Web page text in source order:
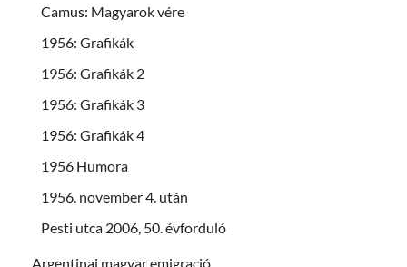
Camus: Magyarok vére
1956: Grafikák
1956: Grafikák 2
1956: Grafikák 3
1956: Grafikák 4
1956 Humora
1956. november 4. után
Pesti utca 2006, 50. évforduló
Argentinai magyar emigració